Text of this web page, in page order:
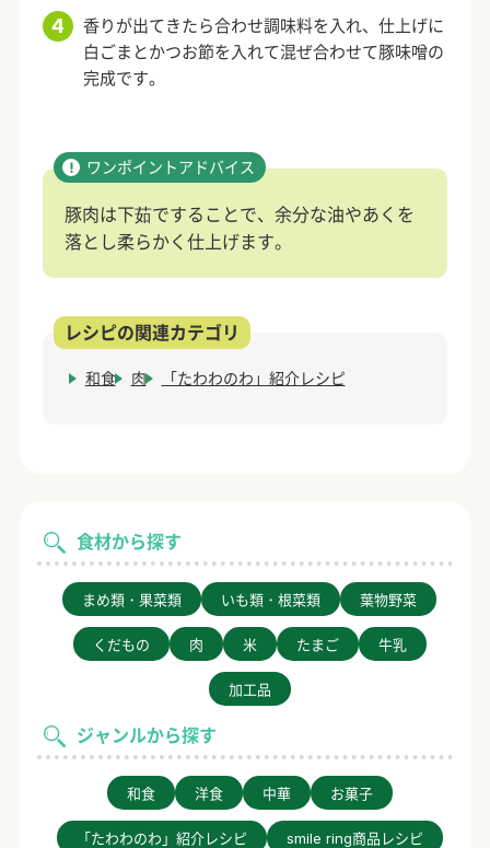
食材から探す
まめ類・果菜類 いも類・根菜類 葉物野菜
くだもの 肉 米 たまご 牛乳
加工品
ジャンルから探す
和食 洋食 中華 お菓子
「たわわのわ」紹介レシピ smile ring商品レシピ
香りが出てきたら合わせ調味料を入れ、仕上げに
白ごまとかつお節を入れて混ぜ合わせて豚味噌の
完成です。
豚肉は下茹ですることで、余分な油やあくを
落とし柔らかく仕上げます。
和食 肉 「たわわのわ」紹介レシピ